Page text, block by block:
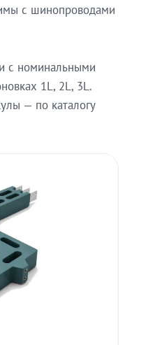
с шинопроводами
с номинальными
1L, 2L, 3L.
— по каталогу